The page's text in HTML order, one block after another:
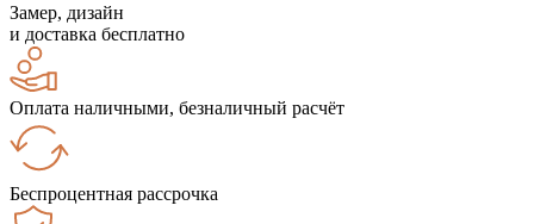
Замер, дизайн
и доставка бесплатно
Оплата наличными, безналичный расчёт
Беспроцентная рассрочка